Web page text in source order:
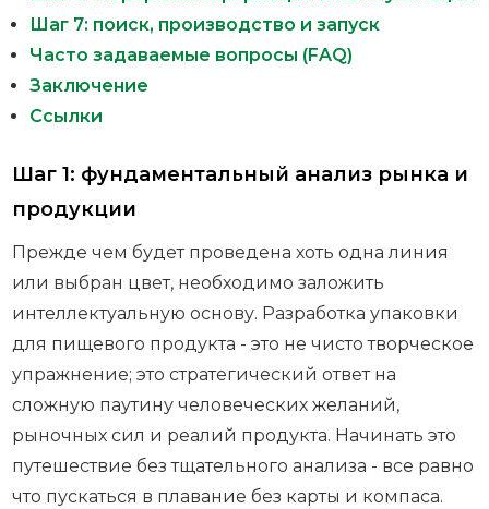
Шаг 7: поиск, производство и запуск
Часто задаваемые вопросы (FAQ)
Заключение
Ссылки
Шаг 1: фундаментальный анализ рынка и
продукции
Прежде чем будет проведена хоть одна линия
или выбран цвет, необходимо заложить
интеллектуальную основу. Разработка упаковки
для пищевого продукта - это не чисто творческое
упражнение; это стратегический ответ на
сложную паутину человеческих желаний,
рыночных сил и реалий продукта. Начинать это
путешествие без тщательного анализа - все равно
что пускаться в плавание без карты и компаса.